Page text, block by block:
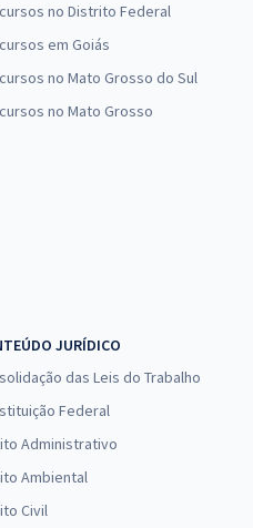
no Distrito Federal
em Goiás
no Mato Grosso do Sul
no Mato Grosso
JURÍDICO
das Leis do Trabalho
Federal
Administrativo
Ambiental
Civil